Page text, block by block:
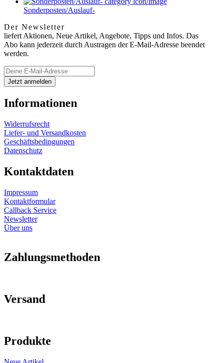
Sonderposten/Auslauf-
Der Newsletter
liefert Aktionen, Neue Artikel, Angebote, Tipps und Infos. Das
Abo kann jederzeit durch Austragen der E-Mail-Adresse beendet
werden.
Informationen
Widerrufsrecht
Liefer- und Versandkosten
Geschäftsbedingungen
Datenschutz
Kontaktdaten
Impressum
Kontaktformular
Callback Service
Newsletter
Über uns
Zahlungsmethoden
Versand
Produkte